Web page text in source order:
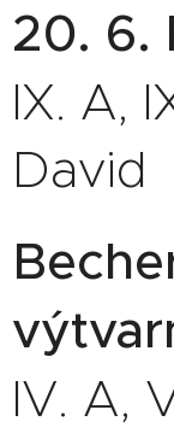
20. 6.
IX. A,
David
IV. A,